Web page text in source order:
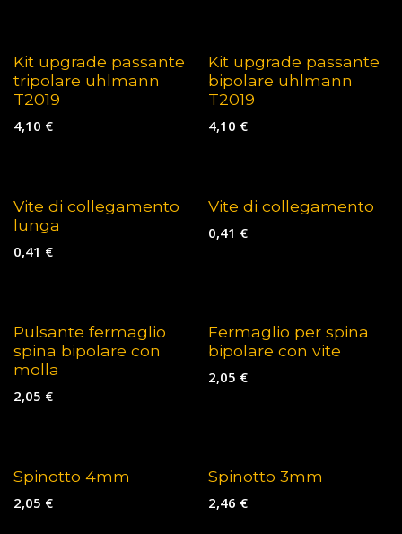
Kit upgrade passante
tripolare uhlmann
T2019
4,10 €
Kit upgrade passante
bipolare uhlmann
T2019
4,10 €
Vite di collegamento
lunga
0,41 €
Vite di collegamento
0,41 €
Pulsante fermaglio
spina bipolare con
molla
2,05 €
Fermaglio per spina
bipolare con vite
2,05 €
Spinotto 4mm
2,05 €
Spinotto 3mm
2,46 €